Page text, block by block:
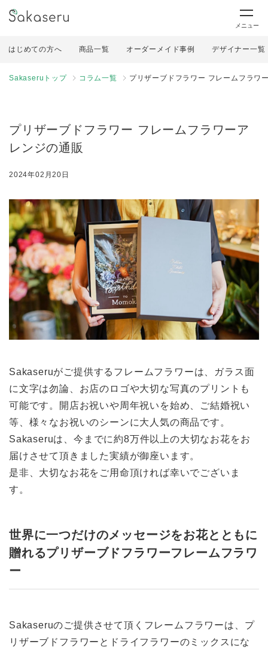
メニュー
はじめての方へ 商品一覧 オーダーメイド事例 デザイナー一覧
Sakaseruトップ コラム一覧 プリザーブドフラワー フレームフラワ
プリザーブドフラワー フレームフラワーア
レンジの通販
2024年02月20日
Sakaseruがご提供するフレームフラワーは、ガラス面
に文字は勿論、お店のロゴや大切な写真のプリントも
可能です。開店お祝いや周年祝いを始め、ご結婚祝い
等、様々なお祝いのシーンに大人気の商品です。
Sakaseruは、今までに約8万件以上の大切なお花をお
届けさせて頂きました実績が御座います。
是非、大切なお花をご用命頂ければ幸いでございま
す。
世界に一つだけのメッセージをお花とともに
贈れるプリザーブドフラワーフレームフラワ
ー
Sakaseruのご提供させて頂くフレームフラワーは、プ
リザーブドフラワーとドライフラワーのミックスにな